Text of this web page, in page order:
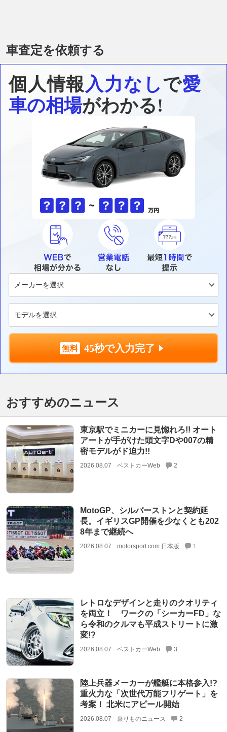
車査定を依頼する
個人情報入力なしで愛
車の相場がわかる!
45秒で入力完了
おすすめのニュース
東京駅でミニカーに見惚れろ!! オート
アートが手がけた頭文字Dや007の精
密モデルがド迫力!!
2026.08.07 ベストカーWeb 2
MotoGP、シルバーストンと契約延
長。イギリスGP開催を少なくとも202
8年まで継続へ
2026.08.07 motorsport.com 日本版 1
レトロなデザインと走りのクオリティ
を両立！ ワークの「シーカーFD」な
ら令和のクルマも平成ストリートに激
変!?
2026.08.07 ベストカーWeb 3
陸上兵器メーカーが艦艇に本格参入!?
重火力な「次世代万能フリゲート」を
考案！ 北米にアピール開始
2026.08.07 乗りものニュース 2